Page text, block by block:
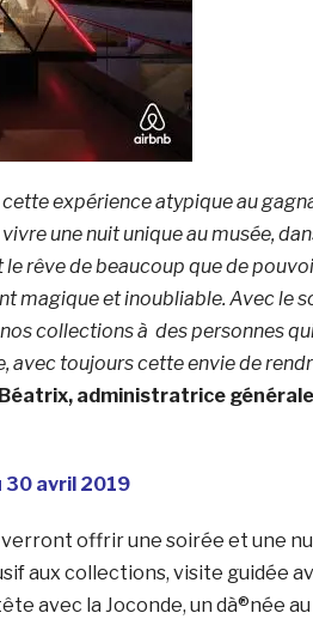
expérience atypique au
une nuit unique au musée,
rêve de beaucoup que de
magique et inoubliable. Avec le
collections à des personnes
avec toujours cette envie de
administratrice générale
30 avril 2019
offrir une soirée et une
aux collections, visite guidée
avec la Joconde, un dà®née au